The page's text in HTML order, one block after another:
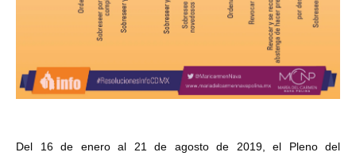
Del 16 de enero al 21 de agosto de 2019, el Pleno del